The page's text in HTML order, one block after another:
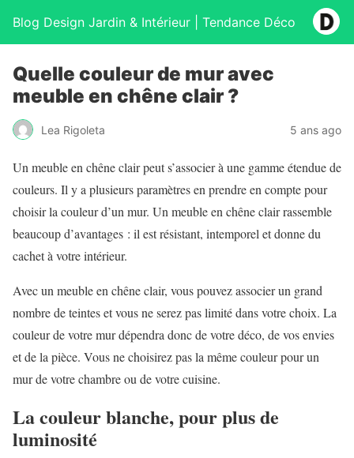
Blog Design Jardin & Intérieur | Tendance Déco
Quelle couleur de mur avec
meuble en chêne clair ?
Lea Rigoleta 5 ans ago
Un meuble en chêne clair peut s’associer à une gamme étendue de
couleurs. Il y a plusieurs paramètres en prendre en compte pour
choisir la couleur d’un mur. Un meuble en chêne clair rassemble
beaucoup d’avantages : il est résistant, intemporel et donne du
cachet à votre intérieur.
Avec un meuble en chêne clair, vous pouvez associer un grand
nombre de teintes et vous ne serez pas limité dans votre choix. La
couleur de votre mur dépendra donc de votre déco, de vos envies
et de la pièce. Vous ne choisirez pas la même couleur pour un
mur de votre chambre ou de votre cuisine.
La couleur blanche, pour plus de
luminosité